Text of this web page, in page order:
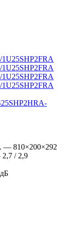
— 810×200×292
2,7 / 2,9